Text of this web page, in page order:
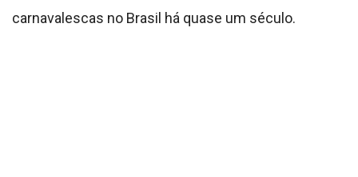
carnavalescas no Brasil há quase um século.